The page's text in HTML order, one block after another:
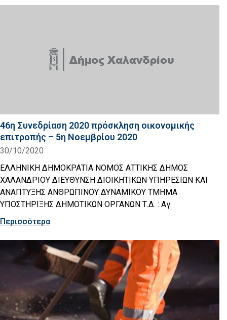
46η Συνεδρίαση 2020 πρόσκληση οικονομικής
επιτροπής – 5η Νοεμβρίου 2020
30/10/2020
ΕΛΛΗΝΙΚΗ ΔΗΜΟΚΡΑΤΙΑ ΝΟΜΟΣ ΑΤΤΙΚΗΣ ΔΗΜΟΣ
ΧΑΛΑΝΔΡΙΟΥ ΔΙΕΥΘΥΝΣΗ ΔΙΟΙΚΗΤΙΚΩΝ ΥΠΗΡΕΣΙΩΝ ΚΑΙ
ΑΝΑΠΤΥΞΗΣ ΑΝΘΡΩΠΙΝΟΥ ΔΥΝΑΜΙΚΟΥ ΤΜΗΜΑ
ΥΠΟΣΤΗΡΙΞΗΣ ΔΗΜΟΤΙΚΩΝ ΟΡΓΑΝΩΝ Τ.Δ. : Αγ.
Περισσότερα